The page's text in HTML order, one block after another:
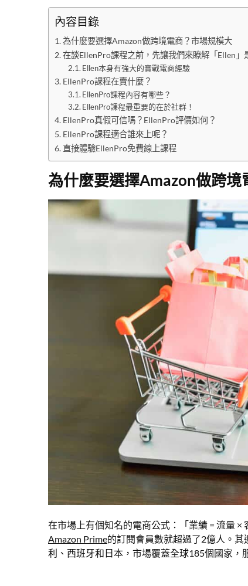
內容目錄
為什麼要選擇Amazon做跨境電商？市場規模大
在談EllenPro課程之前，先讓我們來瞭解「Ellen」
Ellen本身有強大的實戰電商經驗
EllenPro課程在賣什麼？
EllenPro課程內容有哪些？
EllenPro課程最重要的在於社群！
EllenPro真假可信嗎？EllenPro評價如何？
EllenPro課程適合誰來上呢？
直接體驗EllenPro免費線上課程
為什麼要選擇Amazon做跨境
在市場上有個知名的電商公式：「業績 = 流量
Amazon Prime的訂閱會員數就超過了2億人。
利、西班牙和日本，市場覆蓋全球185個國家，